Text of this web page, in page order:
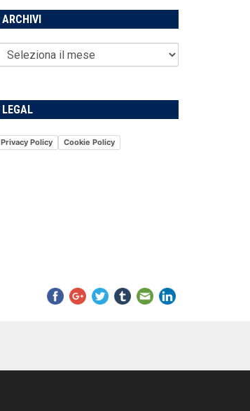
ARCHIVI
LEGAL
Privacy Policy Cookie Policy